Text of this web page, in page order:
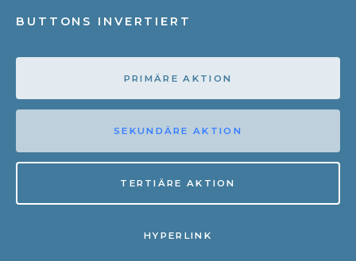
BUTTONS INVERTIERT
PRIMÄRE AKTION
SEKUNDÄRE AKTION
TERTIÄRE AKTION
HYPERLINK